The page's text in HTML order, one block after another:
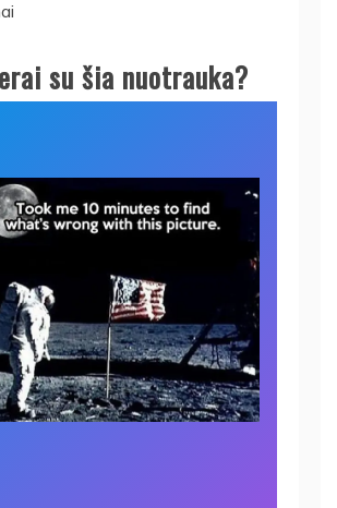
su šia nuotrauka?